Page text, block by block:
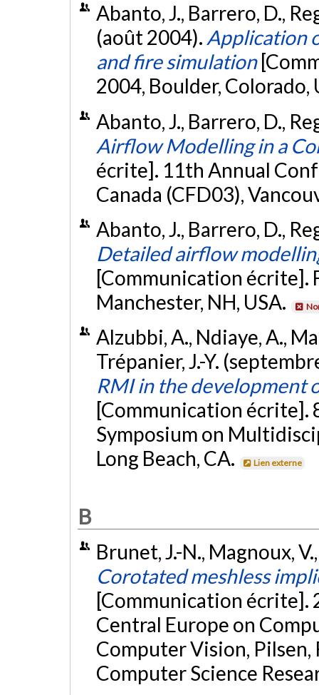
Abanto, J., Barrero, D.,
(août 2004). Application
and fire simulation
2004, Boulder, Colorado,
Abanto, J., Barrero, D.,
Airflow Modelling in a
écrite]. 11th Annual
Canada (CFD03),
Abanto, J., Barrero, D.,
Detailed airflow
[Communication écrite].
Manchester, NH, USA.
Alzubbi, A., Ndiaye, A.,
Trépanier, J.-Y.
RMI in the development
[Communication écrite].
Symposium on
Long Beach, CA.
Lien externe
B
Brunet, J.-N., Magnoux,
Corotated meshless
[Communication
Central Europe on
Computer Vision, Pilsen,
Computer Science